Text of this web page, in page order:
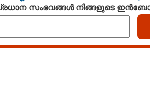
സംഭവങ്ങൾ നിങ്ങളുടെ